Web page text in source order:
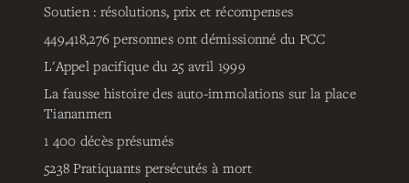
Soutien : résolutions, prix et récompenses
449,418,276 personnes ont démissionné du PCC
L'Appel pacifique du 25 avril 1999
La fausse histoire des auto-immolations sur la place
Tiananmen
1 400 décès présumés
5238 Pratiquants persécutés à mort